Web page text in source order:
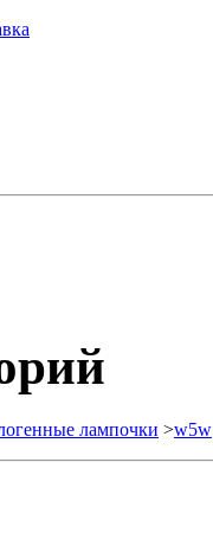
лампочки >w5w